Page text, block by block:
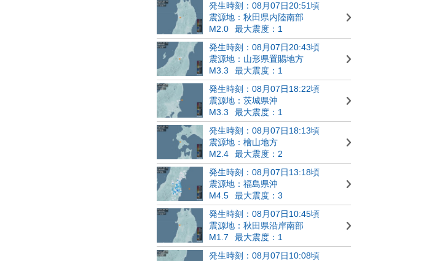
発生時刻：08月07日20:51頃
震源地：秋田県内陸南部
M2.0
最大震度：1
発生時刻：08月07日20:43頃
震源地：山形県置賜地方
M3.3
最大震度：1
発生時刻：08月07日18:22頃
震源地：茨城県沖
M3.3
最大震度：1
発生時刻：08月07日18:13頃
震源地：檜山地方
M2.4
最大震度：2
発生時刻：08月07日13:18頃
震源地：福島県沖
M4.5
最大震度：3
発生時刻：08月07日10:45頃
震源地：秋田県沿岸南部
M1.7
最大震度：1
発生時刻：08月07日10:08頃